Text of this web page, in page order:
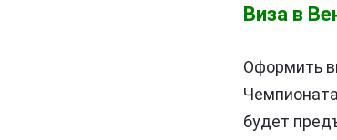
Виза в
Оформить
будет